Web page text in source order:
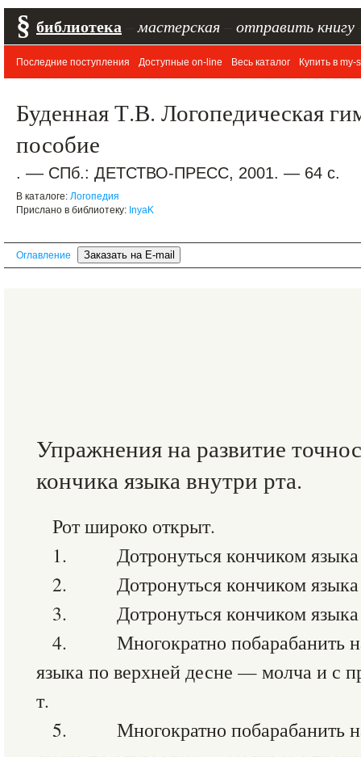
§ библиотека мастерская отправить книгу
Последние поступления Доступные on-line Весь каталог Купить в my-
Буденная Т.В. Логопедическая
пособие
. –– СПб.: ДЕТСТВО-ПРЕСС, 2001. — 64 с.
В каталоге: Логопедия
Прислано в библиотеку: InyaK
Оглавление
Упражнения на развитие
кончика языка внутри рта.
Рот широко открыт.
1. Дотронуться кончиком языка
2. Дотронуться кончиком языка
3. Дотронуться кончиком языка
4. Многократно побарабанить
языка по верхней десне — молча и с
т.
5. Многократно побарабанить